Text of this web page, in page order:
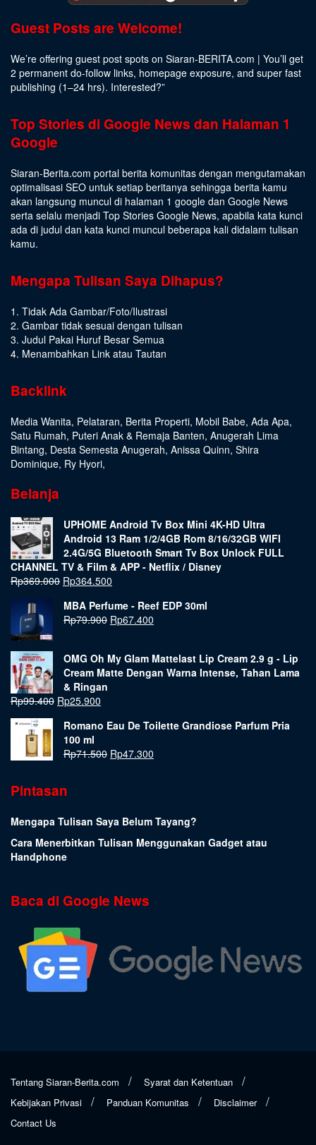
Guest Posts are Welcome!
We’re offering guest post spots on Siaran-BERITA.com | You’ll get
2 permanent do-follow links, homepage exposure, and super fast
publishing (1–24 hrs). Interested?”
Top Stories di Google News dan Halaman 1
Google
Siaran-Berita.com portal berita komunitas dengan mengutamakan
optimalisasi SEO untuk setiap beritanya sehingga berita kamu
akan langsung muncul di halaman 1 google dan Google News
serta selalu menjadi Top Stories Google News, apabila kata kunci
ada di judul dan kata kunci muncul beberapa kali didalam tulisan
kamu.
Mengapa Tulisan Saya Dihapus?
1. Tidak Ada Gambar/Foto/Ilustrasi
2. Gambar tidak sesuai dengan tulisan
3. Judul Pakai Huruf Besar Semua
4. Menambahkan Link atau Tautan
Backlink
Media Wanita, Pelataran, Berita Properti, Mobil Babe, Ada Apa,
Satu Rumah, Puteri Anak & Remaja Banten, Anugerah Lima
Bintang, Desta Semesta Anugerah, Anissa Quinn, Shira
Dominique, Ry Hyori,
Belanja
UPHOME Android Tv Box Mini 4K-HD Ultra
Android 13 Ram 1/2/4GB Rom 8/16/32GB WIFI
2.4G/5G Bluetooth Smart Tv Box Unlock FULL
CHANNEL TV & Film & APP - Netflix / Disney
Rp369.000 Rp364.500
MBA Perfume - Reef EDP 30ml
Rp79.900 Rp67.400
OMG Oh My Glam Mattelast Lip Cream 2.9 g - Lip
Cream Matte Dengan Warna Intense, Tahan Lama
& Ringan
Rp99.400 Rp25.900
Romano Eau De Toilette Grandiose Parfum Pria
100 ml
Rp71.500 Rp47.300
Pintasan
Mengapa Tulisan Saya Belum Tayang?
Cara Menerbitkan Tulisan Menggunakan Gadget atau
Handphone
Baca di Google News
Tentang Siaran-Berita.com
Syarat dan Ketentuan
Kebijakan Privasi
Panduan Komunitas
Disclaimer
Contact Us